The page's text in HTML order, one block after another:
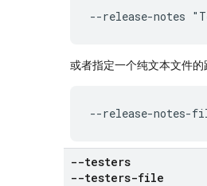
--release-notes
或者指定一个纯文本文件的
--release-notes-
--testers
--testers-file